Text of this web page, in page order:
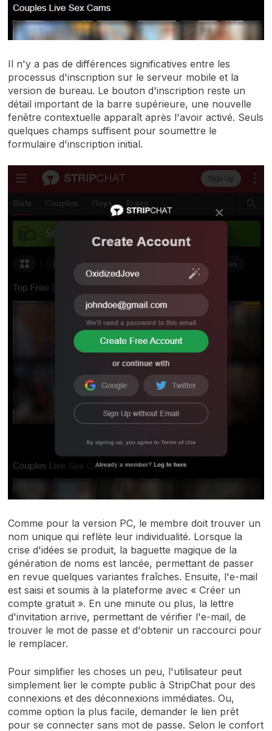
Il n'y a pas de différences significatives entre les
processus d'inscription sur le serveur mobile et la
version de bureau. Le bouton d'inscription reste un
détail important de la barre supérieure, une nouvelle
fenêtre contextuelle apparaît après l'avoir activé. Seuls
quelques champs suffisent pour soumettre le
formulaire d'inscription initial.
Comme pour la version PC, le membre doit trouver un
nom unique qui reflète leur individualité. Lorsque la
crise d'idées se produit, la baguette magique de la
génération de noms est lancée, permettant de passer
en revue quelques variantes fraîches. Ensuite, l'e-mail
est saisi et soumis à la plateforme avec « Créer un
compte gratuit ». En une minute ou plus, la lettre
d'invitation arrive, permettant de vérifier l'e-mail, de
trouver le mot de passe et d'obtenir un raccourci pour
le remplacer.
Pour simplifier les choses un peu, l'utilisateur peut
simplement lier le compte public à StripChat pour des
connexions et des déconnexions immédiates. Ou,
comme option la plus facile, demander le lien prêt
pour se connecter sans mot de passe. Selon le confort